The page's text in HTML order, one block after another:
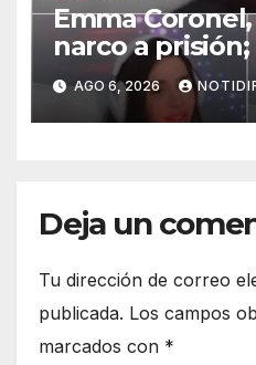
Emma
narco a prisión;
tiktoker
AGO 6, 2026
Deja un
Tu dirección de correo
publicada. Los campos
marcados con *